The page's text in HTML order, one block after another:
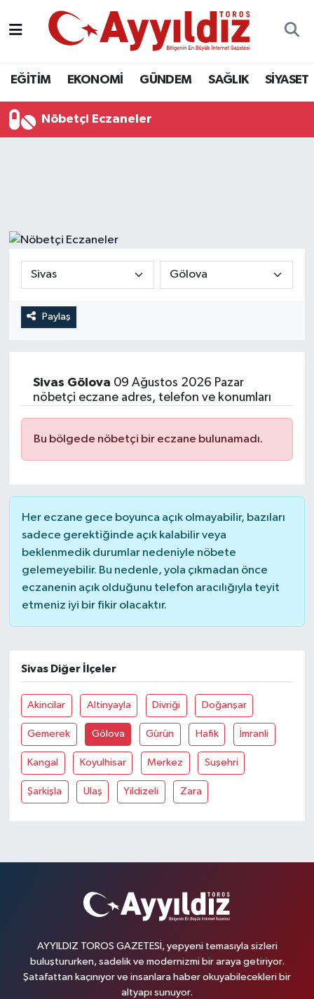
EĞİTİM EKONOMİ GÜNDEM SAĞLIK SİYASET
Nöbetçi Eczaneler
Paylaş
Sivas Gölova 09 Ağustos 2026 Pazar
nöbetçi eczane adres, telefon ve konumları
Bu bölgede nöbetçi bir eczane bulunamadı.
Her eczane gece boyunca açık olmayabilir, bazıları
sadece gerektiğinde açık kalabilir veya
beklenmedik durumlar nedeniyle nöbete
gelemeyebilir. Bu nedenle, yola çıkmadan önce
eczanenin açık olduğunu telefon aracılığıyla teyit
etmeniz iyi bir fikir olacaktır.
Sivas Diğer İlçeler
Akincilar Altinyayla Divriği Doğanşar
Gemerek Gölova Gürün Hafik İmranli
Kangal Koyulhisar Merkez Suşehri
Şarkişla Ulaş Yildizeli Zara
AYYILDIZ TOROS GAZETESİ, yepyeni temasıyla sizleri
buluştururken, sadelik ve modernizmi bir araya getiriyor.
Şatafattan kaçınıyor ve insanlara haber okuyabilecekleri bir
altyapı sunuyor.